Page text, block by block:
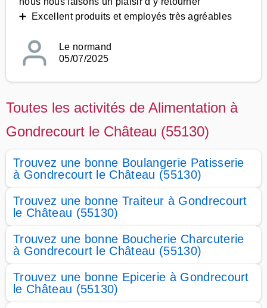
➕ Excellent produits et employés très agréables
Le normand
05/07/2025
Toutes les activités de Alimentation à
Gondrecourt le Château (55130)
Trouvez une bonne Boulangerie Patisserie
à Gondrecourt le Château (55130)
Trouvez une bonne Traiteur à Gondrecourt
le Château (55130)
Trouvez une bonne Boucherie Charcuterie
à Gondrecourt le Château (55130)
Trouvez une bonne Epicerie à Gondrecourt
le Château (55130)